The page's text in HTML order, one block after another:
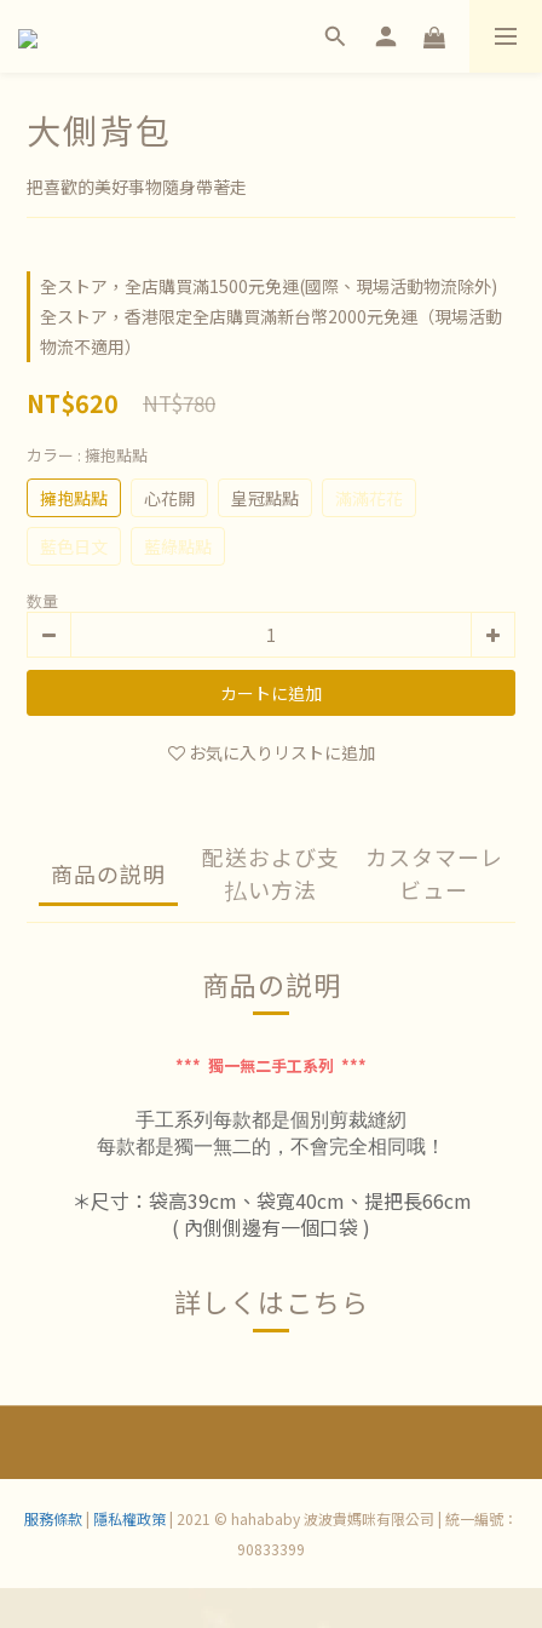
大側背包
把喜歡的美好事物隨身帶著走
全ストア，全店購買滿1500元免運(國際、現場活動物流除外)
全ストア，香港限定全店購買滿新台幣2000元免運（現場活動
物流不適用）
NT$620 NT$780
カラー : 擁抱點點
擁抱點點 心花開 皇冠點點
滿滿花花
藍色日文
藍綠點點
数量
カートに追加
お気に入りリストに追加
商品の説明
配送および支
払い方法
カスタマーレ
ビュー
商品の説明
*** 獨一無二手工系列 ***
手工系列每款都是個別剪裁縫紉
每款都是獨一無二的，不會完全相同哦！
＊尺寸：袋高39cm、袋寬40cm、提把長66cm
( 內側側邊有一個口袋 )
詳しくはこちら
服務條款 | 隱私權政策 | 2021 © hahababy 波波貴媽咪有限公司 | 統一編號：
90833399